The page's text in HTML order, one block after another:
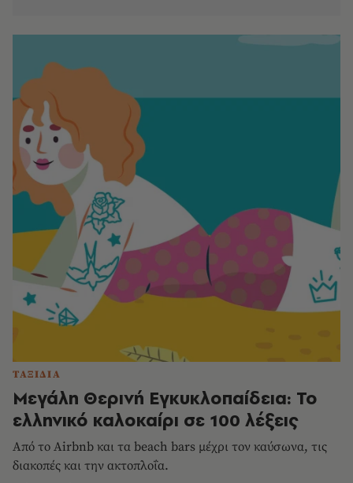
ΤΑΞΙΔΙΑ
Μεγάλη Θερινή Εγκυκλοπαίδεια: Το
ελληνικό καλοκαίρι σε 100 λέξεις
Από το Airbnb και τα beach bars μέχρι τον καύσωνα, τις
διακοπές και την ακτοπλοΐα.